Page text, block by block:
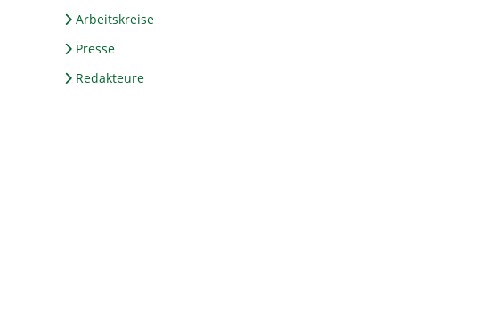
Arbeitskreise
Presse
Redakteure